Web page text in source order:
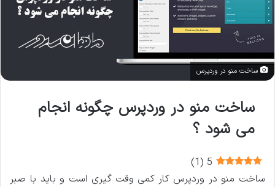
ساخت منو در وردپرس
ساخت منو در وردپرس چگونه انجام
می شود ؟
5
(
1
)
ساخت منو در وردپرس کار کمی وقت گیری است و باید با صبر